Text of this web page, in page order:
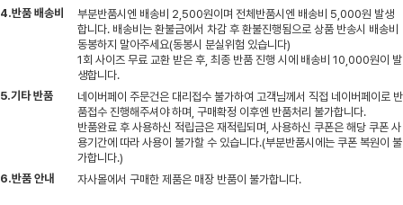
4.반품 배송비
부분반품시엔 배송비 2,500원이며 전체반품시엔 배송비 5,000원 발생
합니다. 배송비는 환불금에서 차감 후 환불진행됨으로 상품 반송시 배송비
동봉하지 말아주세요(동봉시 분실위험 있습니다)
1회 사이즈 무료 교환 받은 후, 최종 반품 진행 시에 배송비 10,000원이 발
생합니다.
5.기타 반품
네이버페이 주문건은 대리접수 불가하여 고객님께서 직접 네이버페이로 반
품접수 진행해주셔야 하며, 구매확정 이후엔 반품처리 불가합니다.
반품완료 후 사용하신 적립금은 재적립되며, 사용하신 쿠폰은 해당 쿠폰 사
용기간에 따라 사용이 불가할 수 있습니다.(부분반품시에는 쿠폰 복원이 불
가합니다.)
6.반품 안내
자사몰에서 구매한 제품은 매장 반품이 불가합니다.